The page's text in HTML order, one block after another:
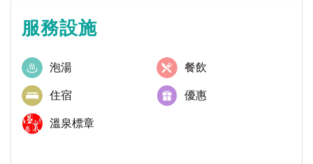
服務設施
泡湯 餐飲
住宿 優惠
溫泉標章